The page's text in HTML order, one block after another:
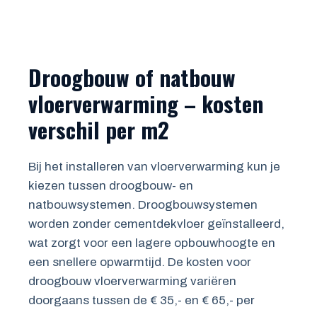
Droogbouw of natbouw
vloerverwarming – kosten
verschil per m2
Bij het installeren van vloerverwarming kun je
kiezen tussen droogbouw- en
natbouwsystemen. Droogbouwsystemen
worden zonder cementdekvloer geïnstalleerd,
wat zorgt voor een lagere opbouwhoogte en
een snellere opwarmtijd. De kosten voor
droogbouw vloerverwarming variëren
doorgaans tussen de € 35,- en € 65,- per